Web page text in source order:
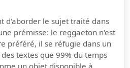
d'aborder le sujet traité dans
prémisse: le reggaeton n'est
préféré, il se réfugie dans un
textes que 99% du temps